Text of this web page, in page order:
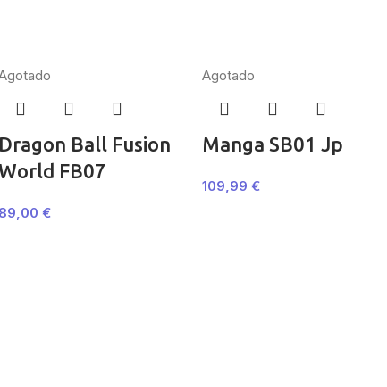
Dragon Ball Fusion
FB07
89,00 €
Agotado
Manga SB01 Jp
109,99 €